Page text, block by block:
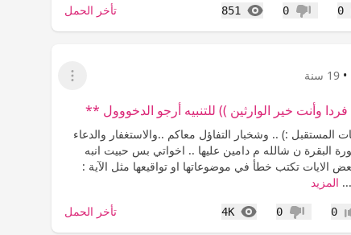
0 عدم إعجاب
0
851
المشاهدات تأخر الحمل
• 19 سنة
عرض القائمة
وأنت خير الوارثين )) للتنبيه أرجو الدخووول **
المستقبل :) .. وشخبار التفاؤل معاكم ..والاستغفار والدعاء
البقرة ن شالله م دامين عليها .. اخواتي بس حبيت انبه
الايات تكتب خطأ في موضوعاتها او تواقيعها مثل الآية :
المزيد
0 عدم إعجاب
0
4K
المشاهدات تأخر الحمل